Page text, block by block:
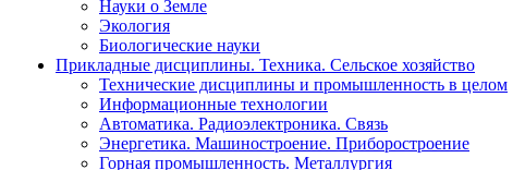
Науки о Земле
Экология
Биологические науки
Прикладные дисциплины. Техника. Сельское хозяйство
Технические дисциплины и промышленность в целом
Информационные технологии
Автоматика. Радиоэлектроника. Связь
Энергетика. Машиностроение. Приборостроение
Горная промышленность. Металлургия